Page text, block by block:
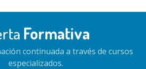
Formativa
continuada a través de cursos
especializados.